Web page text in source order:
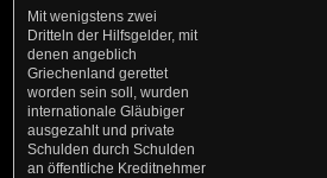
Mit wenigstens zwei
Dritteln der Hilfsgelder, mit
denen angeblich
Griechenland gerettet
worden sein soll, wurden
internationale Gläubiger
ausgezahlt und private
Schulden durch Schulden
an öffentliche Kreditnehmer